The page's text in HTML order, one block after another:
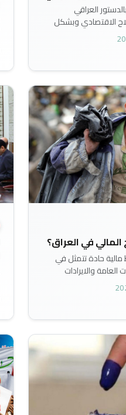
العراقي
الاقتصادي وبشكل
من التعقيد بسبب
في العراق؟
حادة تتمثل في
والايرادات
فان اجمالي النفقات